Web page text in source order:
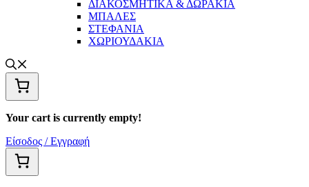
ΔΙΑΚΟΣΜΗΤΙΚΑ & ΔΩΡΑΚΙΑ
ΜΠΑΛΕΣ
ΣΤΕΦΑΝΙΑ
ΧΩΡΙΟΥΔΑΚΙΑ
Your cart is currently empty!
Είσοδος / Εγγραφή